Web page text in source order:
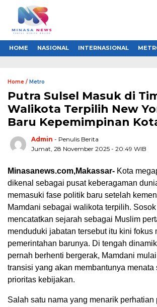
HOME NASIONAL INTERNASIONAL
Home / Metro
Putra Sulsel Masuk di
Walikota Terpilih New
Baru Kepemimpinan
Admin - Penulis Berita
Jumat, 28 November 2025 - 20:49 WIB
Minasanews.com,Makassar- Kota
dikenal sebagai pusat keberagaman
memasuki fase politik baru setelah
Mamdani sebagai walikota terpilih.
mencatatkan sejarah sebagai Muslim
menduduki jabatan tersebut itu kini fokus
pemerintahan barunya. Di tengah
pernah berhenti bergerak, Mamdani
transisi yang akan membantunya menata
prioritas kebijakan.
Salah satu nama yang menarik perhatian